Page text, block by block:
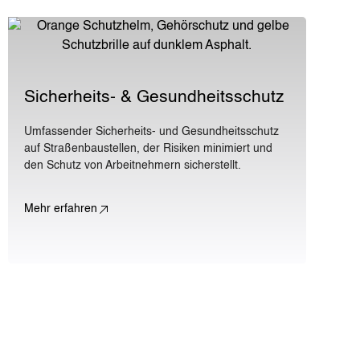
Sicherheits- & Gesundheitsschutz
Umfassender Sicherheits- und Gesundheitsschutz
auf Straßenbaustellen, der Risiken minimiert und
den Schutz von Arbeitnehmern sicherstellt.
Mehr erfahren